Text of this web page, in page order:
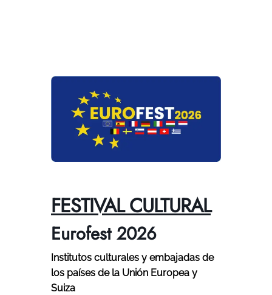
FESTIVAL CULTURAL
Eurofest 2026
Institutos culturales y embajadas de
los países de la Unión Europea y
Suiza